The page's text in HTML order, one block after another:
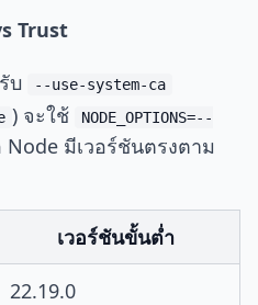
Trust
บ
--use-system-ca
) จะใช้
NODE_OPTIONS=--
Node มีเวอร์ชันตรงตาม
เวอร์ชันขั้นต่ำ
22.19.0